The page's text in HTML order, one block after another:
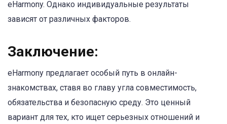
eHarmony. Однако индивидуальные результаты
зависят от различных факторов.
Заключение:
eHarmony предлагает особый путь в онлайн-
знакомствах, ставя во главу угла совместимость,
обязательства и безопасную среду. Это ценный
вариант для тех, кто ищет серьезных отношений и